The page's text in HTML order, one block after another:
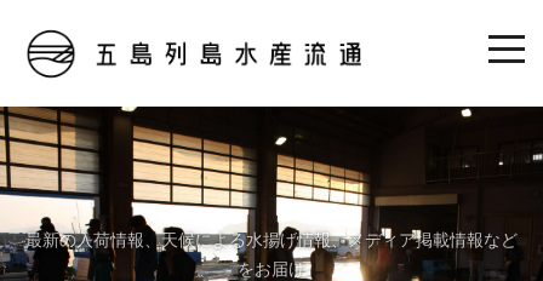
最新の入荷情報、天候による水揚げ情報、メディア掲載情報など
をお届け